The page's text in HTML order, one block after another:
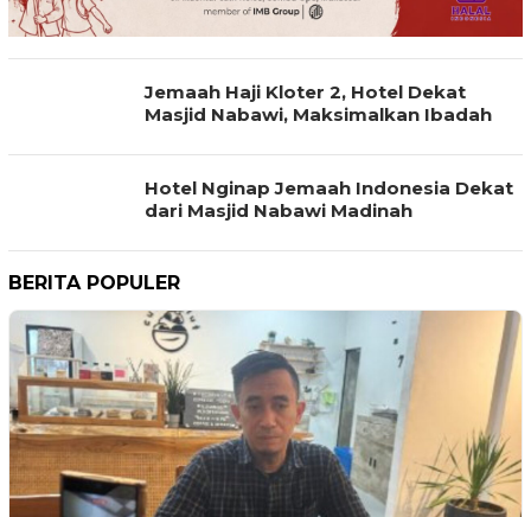
Jemaah Haji Kloter 2, Hotel Dekat
Masjid Nabawi, Maksimalkan Ibadah
Hotel Nginap Jemaah Indonesia Dekat
dari Masjid Nabawi Madinah
BERITA POPULER